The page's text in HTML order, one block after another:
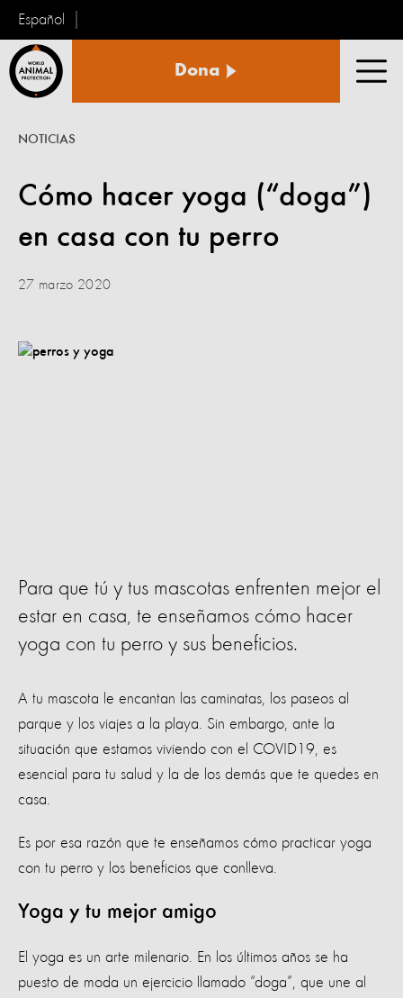
Español
Animal
Dona
Cómo hacer yoga (“doga”)
en casa con tu perro
NOTICIAS
27 marzo 2020
Para que tú y tus mascotas enfrenten mejor el
estar en casa, te enseñamos cómo hacer
yoga con tu perro y sus beneficios.
A tu mascota le encantan las caminatas, los paseos al
parque y los viajes a la playa. Sin embargo, ante la
situación que estamos viviendo con el COVID19, es
esencial para tu salud y la de los demás que te quedes en
casa.
Es por esa razón que te enseñamos cómo practicar yoga
con tu perro y los beneficios que conlleva.
Yoga y tu mejor amigo
E l yoga es un arte milenario. En los últimos años se ha
puesto de moda un ejercicio llamado “doga”, que une al